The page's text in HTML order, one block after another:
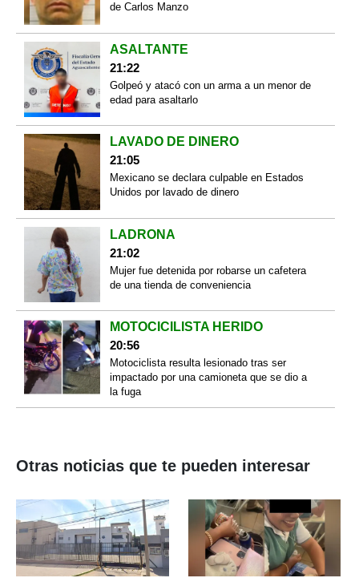
de Carlos Manzo
ASALTANTE
21:22
Golpeó y atacó con un arma a un menor de
edad para asaltarlo
LAVADO DE DINERO
21:05
Mexicano se declara culpable en Estados
Unidos por lavado de dinero
LADRONA
21:02
Mujer fue detenida por robarse un cafetera
de una tienda de conveniencia
MOTOCICILISTA HERIDO
20:56
Motociclista resulta lesionado tras ser
impactado por una camioneta que se dio a
la fuga
Otras noticias que te pueden interesar